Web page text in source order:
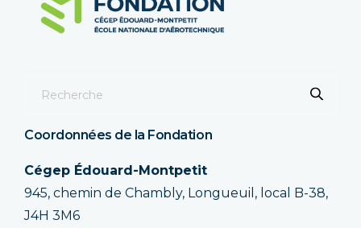
Coordonnées de la Fondation
Cégep Édouard-Montpetit
945, chemin de Chambly, Longueuil, local B-38,
J4H 3M6